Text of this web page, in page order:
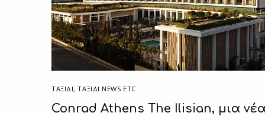
ΤΑΞΙΔΙ,ΤΑΞΊΔΙ NEWS ETC.
Conrad Athens The Ilisian, μια